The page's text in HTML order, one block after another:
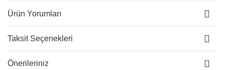
Ürün Yorumları
Taksit Seçenekleri
Önerileriniz